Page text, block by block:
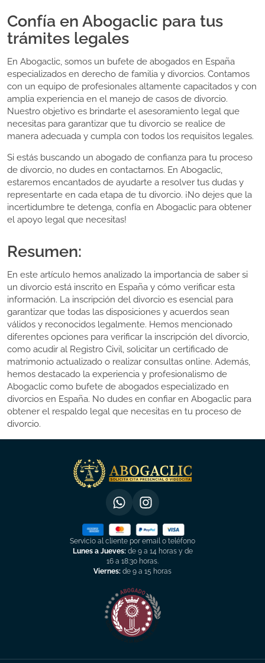
Confía en Abogaclic para tus
trámites legales
En Abogaclic, somos un bufete de abogados en España
especializados en derecho de familia y divorcios. Contamos
con un equipo de profesionales altamente capacitados y con
amplia experiencia en el manejo de casos de divorcio.
Nuestro objetivo es brindarte el asesoramiento legal que
necesitas para garantizar que tu divorcio se realice de
manera adecuada y cumpla con todos los requisitos legales.
Si estás buscando un abogado de confianza para tu proceso
de divorcio, no dudes en contactarnos. En Abogaclic,
estaremos encantados de ayudarte a resolver tus dudas y
representarte en cada etapa de tu divorcio. ¡No dejes que la
incertidumbre te detenga, confía en Abogaclic para obtener
el apoyo legal que necesitas!
Resumen:
En este artículo hemos analizado la importancia de saber si
un divorcio está inscrito en España y cómo verificar esta
información. La inscripción del divorcio es esencial para
garantizar que todas las disposiciones y acuerdos sean
válidos y reconocidos legalmente. Hemos mencionado
diferentes opciones para verificar la inscripción del divorcio,
como acudir al Registro Civil, solicitar un certificado de
matrimonio actualizado o realizar consultas online. Además,
hemos destacado la experiencia y profesionalismo de
Abogaclic como bufete de abogados especializado en
divorcios en España. No dudes en confiar en Abogaclic para
obtener el respaldo legal que necesitas en tu proceso de
divorcio.
Servicio al cliente por email o teléfono
Lunes a Jueves:de 9 a 14 horas y de
16 a 18:30 horas.
Viernes: de 9 a 15 horas